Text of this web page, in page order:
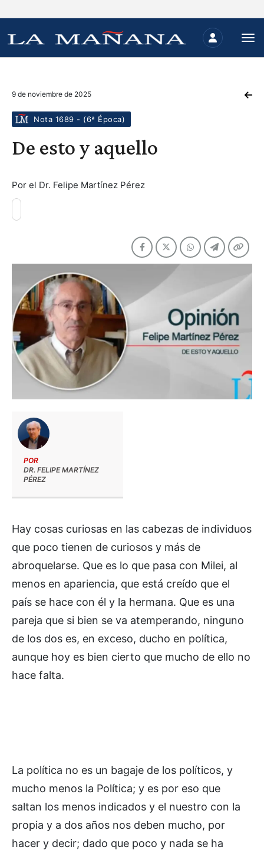
9 de noviembre de 2025
Nota 1689 - (6ª Época)
De esto y aquello
Por el Dr. Felipe Martínez Pérez
POR
DR. FELIPE MARTÍNEZ
PÉREZ
Hay cosas curiosas en las cabezas de individuos
que poco tienen de curiosos y más de
abroquelarse. Que es lo que pasa con Milei, al
menos en apariencia, que está creído que el
país se hace con él y la hermana. Que es una
pareja que si bien se va atemperando, ninguno
de los dos es, en exceso, ducho en política,
aunque hoy es bien cierto que mucho de ello no
hace falta.
La política no es un bagaje de los políticos, y
mucho menos la Política; y es por eso que
saltan los menos indicados y el nuestro con la
propia y a dos años nos deben mucho, por
hacer y decir; dado que poco y nada se ha